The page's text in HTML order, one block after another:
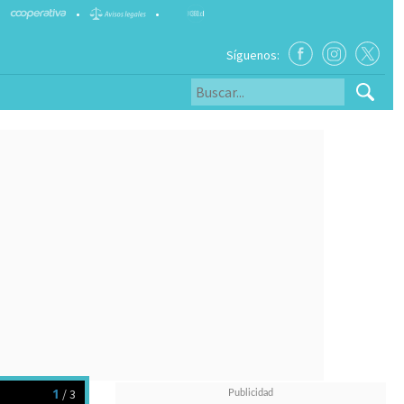
• •
Síguenos:
1 / 3